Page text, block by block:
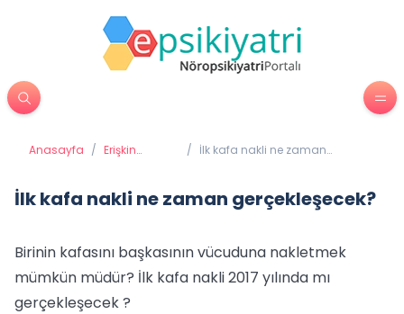
Anasayfa / Erişkin
/ İlk kafa nakli ne zaman
İlk kafa nakli ne zaman gerçekleşecek?
Birinin kafasını başkasının vücuduna nakletmek
mümkün müdür? İlk kafa nakli 2017 yılında mı
gerçekleşecek ?